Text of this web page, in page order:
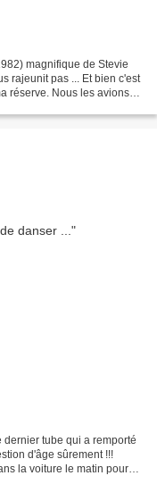
magnifique de Stevie
rajeunit pas ... Et bien c'est
réserve. Nous les avions
dernier tube qui a remporté
d'âge sûrement !!!
la voiture le matin pour